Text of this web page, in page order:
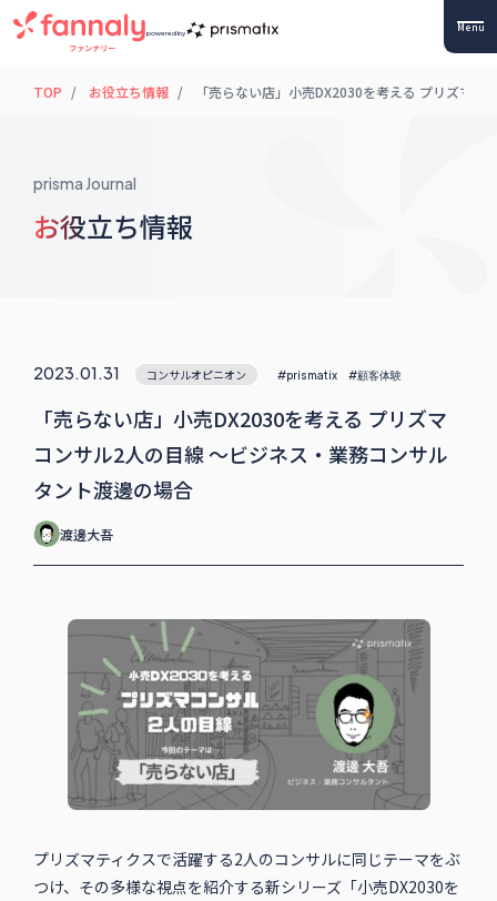
powered by Menu
TOP お役立ち情報 「売らない店」小売DX2030を考える プリズマ
prisma Journal
お役立ち情報
2023.01.31 コンサルオピニオン #prismatix #顧客体験
「売らない店」小売DX2030を考える プリズマ
コンサル2人の目線 〜ビジネス・業務コンサル
タント渡邊の場合
渡邊大吾
プリズマティクスで活躍する2人のコンサルに同じテーマをぶ
つけ、その多様な視点を紹介する新シリーズ「小売DX2030を